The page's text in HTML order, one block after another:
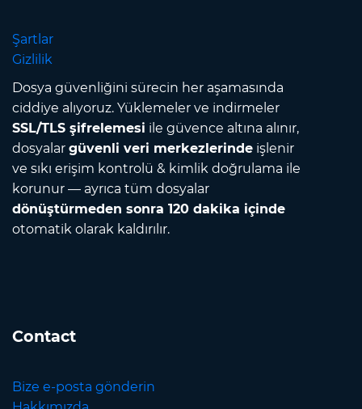
Şartlar
Gizlilik
Dosya güvenliğini sürecin her aşamasında
ciddiye alıyoruz. Yüklemeler ve indirmeler
SSL/TLS şifrelemesi ile güvence altına alınır,
dosyalar güvenli veri merkezlerinde işlenir
ve sıkı erişim kontrolü & kimlik doğrulama ile
korunur — ayrıca tüm dosyalar
dönüştürmeden sonra 120 dakika içinde
otomatik olarak kaldırılır.
Contact
Bize e-posta gönderin